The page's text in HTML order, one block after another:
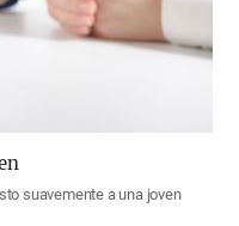
suavemente a una joven